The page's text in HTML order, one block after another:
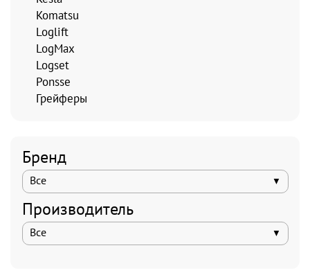
Komatsu
Loglift
LogMax
Logset
Ponsse
Грейферы
Бренд
Все
Производитель
Все